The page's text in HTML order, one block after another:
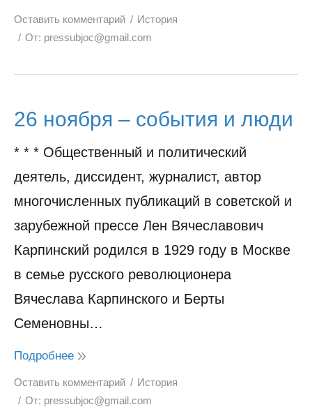
Оставить комментарий
История
От: pressubjoc@gmail.com
26 ноября – события и люди
* * * Общественный и политический
деятель, диссидент, журналист, автор
многочисленных публикаций в советской и
зарубежной прессе Лен Вячеславович
Карпинский родился в 1929 году в Москве
в семье русского революционера
Вячеслава Карпинского и Берты
Семеновны…
Подробнее
Оставить комментарий
История
От: pressubjoc@gmail.com